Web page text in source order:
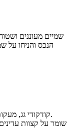
שמיים מעוננים
הנכס והניחו על
קודקודי גג,